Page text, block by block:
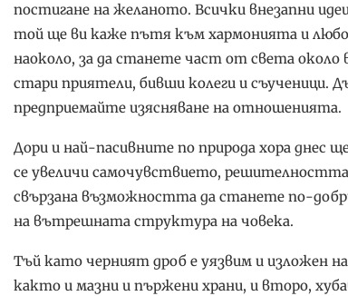
постигане на желаното. Всички внезапни
той ще ви каже пътя към хармонията и
наоколо, за да станете част от света около
стари приятели, бивши колеги и съученици.
предприемайте изясняване на отношенията.
Дори и най-пасивните по природа хора днес
се увеличи самочувствието,
свързана възможността да станете по-
на вътрешната структура на човека.
Тъй като черният дроб е уязвим и изложен
както и мазни и пържени храни, и второ,